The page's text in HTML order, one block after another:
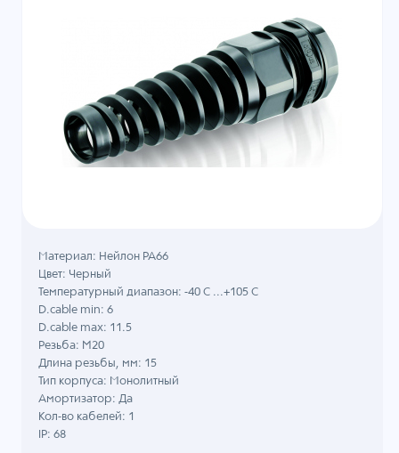
Материал: Нейлон PA66
Цвет: Черный
Температурный диапазон: -40 C ...+105 C
D.cable min: 6
D.cable max: 11.5
Резьба: M20
Длина резьбы, мм: 15
Тип корпуса: Монолитный
Амортизатор: Да
Кол-во кабелей: 1
IP: 68